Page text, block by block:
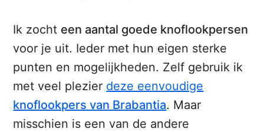
Ik zocht een aantal goede knoflookpersen
voor je uit. Ieder met hun eigen sterke
punten en mogelijkheden. Zelf gebruik ik
met veel plezier deze eenvoudige
knoflookpers van Brabantia. Maar
misschien is een van de andere